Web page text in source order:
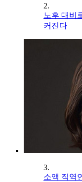
2.
노후 대비
커진다
3.
소액 직역